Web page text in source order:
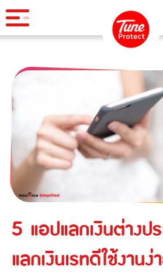
Product
Personal Insurance
Travel Insurance
Tune iPass
TuneTravel International Travel Insurance
Business Insurance
Contractor/Erection All Risks
Contractor's Plant All Risks
Industrial All Risks Insurance
Public Liability Insurance
Business Interruption
News & Activity
Services
Tune Care
Tune Connect
Lounge Pass
Claims Service
Blog
Contact Us
5 แอปแลกเงินต่างป
แลกเงินเรทดีใช้งานง่